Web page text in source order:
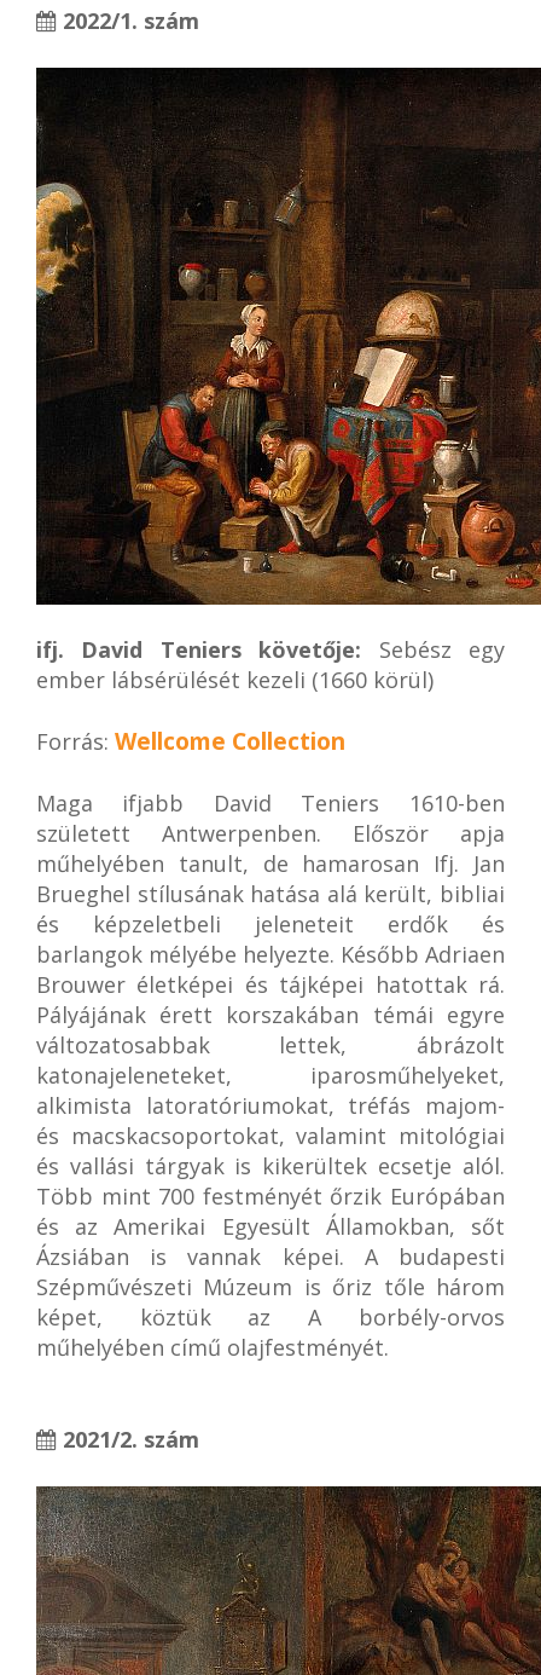
2022/1. szám
ifj. David Teniers követője: Sebész egy
ember lábsérülését kezeli (1660 körül)
Forrás: Wellcome Collection
Maga ifjabb David Teniers 1610-ben
született Antwerpenben. Először apja
műhelyében tanult, de hamarosan Ifj. Jan
Brueghel stílusának hatása alá került, bibliai
és képzeletbeli jeleneteit erdők és
barlangok mélyébe helyezte. Később Adriaen
Brouwer életképei és tájképei hatottak rá.
Pályájának érett korszakában témái egyre
változatosabbak lettek, ábrázolt
katonajeleneteket, iparosműhelyeket,
alkimista latoratóriumokat, tréfás majom-
és macskacsoportokat, valamint mitológiai
és vallási tárgyak is kikerültek ecsetje alól.
Több mint 700 festményét őrzik Európában
és az Amerikai Egyesült Államokban, sőt
Ázsiában is vannak képei. A budapesti
Szépművészeti Múzeum is őriz tőle három
képet, köztük az A borbély-orvos
műhelyében című olajfestményét.
2021/2. szám